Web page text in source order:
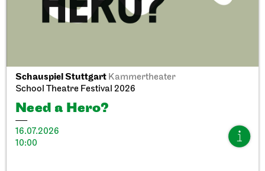
Schauspiel Stuttgart Kammertheater
School Theatre Festival 2026
Need a Hero?
16.07.2026
10:00